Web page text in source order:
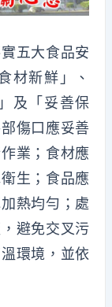
五大食品安
材新鮮」、
及「妥善保
傷口應妥善
業；食材應
生；食品應
熱均勻；處
避免交叉污
環境，並依